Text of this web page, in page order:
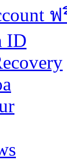
ID